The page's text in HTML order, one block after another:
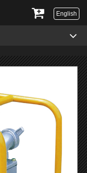
English